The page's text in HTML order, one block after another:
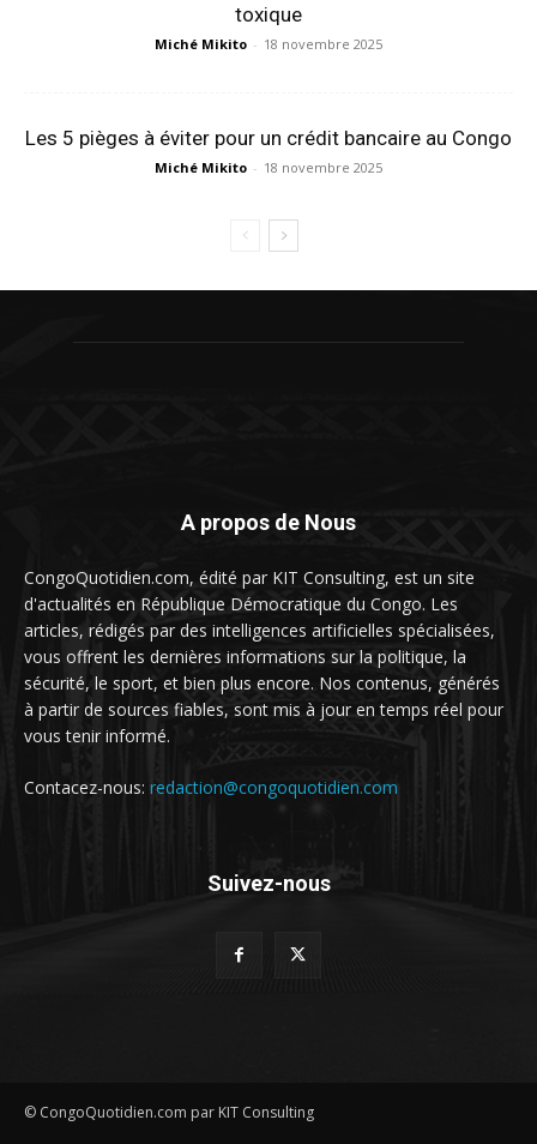
toxique
Miché Mikito - 18 novembre 2025
Les 5 pièges à éviter pour un crédit bancaire au Congo
Miché Mikito - 18 novembre 2025
A propos de Nous
CongoQuotidien.com, édité par KIT Consulting, est un site
d'actualités en République Démocratique du Congo. Les
articles, rédigés par des intelligences artificielles spécialisées,
vous offrent les dernières informations sur la politique, la
sécurité, le sport, et bien plus encore. Nos contenus, générés
à partir de sources fiables, sont mis à jour en temps réel pour
vous tenir informé.
Contacez-nous: redaction@congoquotidien.com
Suivez-nous
© CongoQuotidien.com par KIT Consulting